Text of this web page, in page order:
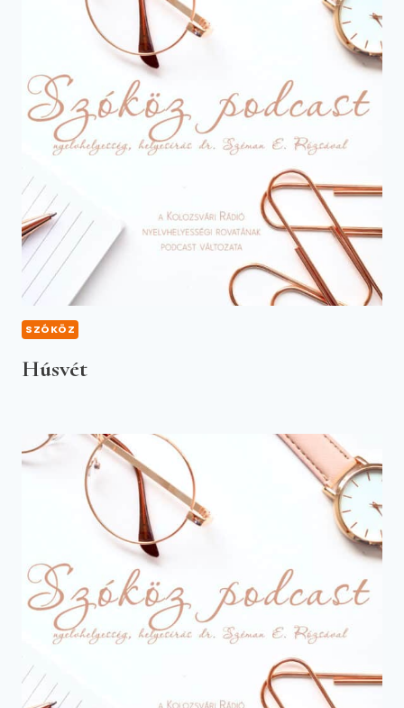
SZÓKÖZ
Húsvét